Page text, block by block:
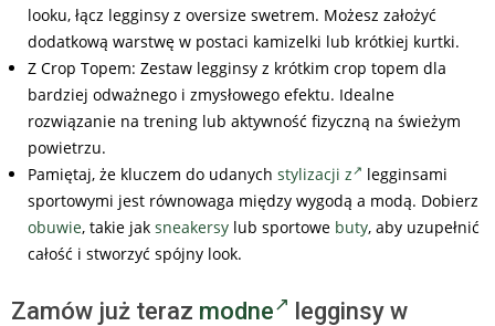
looku, łącz legginsy z oversize swetrem. Możesz założyć
dodatkową warstwę w postaci kamizelki lub krótkiej kurtki.
Z Crop Topem: Zestaw legginsy z krótkim crop topem dla
bardziej odważnego i zmysłowego efektu. Idealne
rozwiązanie na trening lub aktywność fizyczną na świeżym
powietrzu.
Pamiętaj, że kluczem do udanych stylizacji z
legginsami
sportowymi jest równowaga między wygodą a modą. Dobierz
obuwie, takie jak sneakersy lub sportowe buty, aby uzupełnić
całość i stworzyć spójny look.
Zamów już teraz modne
legginsy w